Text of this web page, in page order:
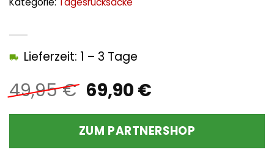
49,95€ Ursprünglicher
Preis
war:
49,95 €
69,90 €Aktueller
ist:
69,90 €.
Lieferzeit: 1 – 3 Tage
ZUM PARTNERSHOP